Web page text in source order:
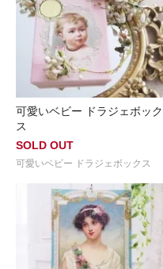
可愛いベビー ドラジェボック
ス
SOLD OUT
可愛いベビー ドラジェボックス